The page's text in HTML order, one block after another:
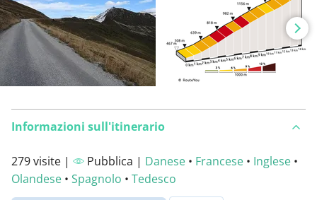
Informazioni sull'itinerario
279 visite | Pubblica | Danese • Francese • Inglese •
Olandese • Spagnolo • Tedesco